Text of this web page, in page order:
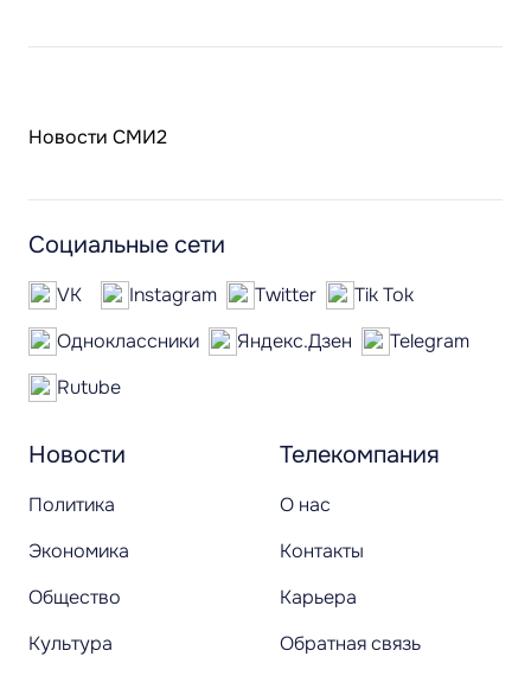
Новости СМИ2
Новости
Политика
Экономика
Общество
Культура
Телекомпания
О нас
Контакты
Карьера
Обратная связь
Социальные сети
VK Instagram Twitter
Tik Tok
Одноклассники
Яндекс.Дзен
Telegram
Rutube